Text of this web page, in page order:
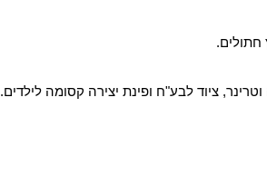
ציוד לבע"ח ופינת יצירה קסומה לילדים.